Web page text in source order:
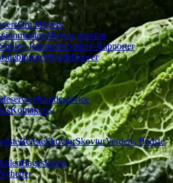
Om Meyers
missionMeyers mission
Smiley-RapporterSmiley-Rapporter
Whistleblower
Kundeservice
osKontakt os
BedsteSkovturSkovturVerdens Bedste
Bageskolen